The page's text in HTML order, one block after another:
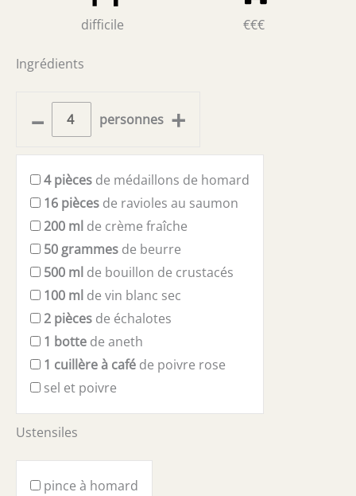
difficile €€€
Ingrédients
– personnes +
4 pièces de médaillons de homard
16 pièces de ravioles au saumon
200 ml de crème fraîche
50 grammes de beurre
500 ml de bouillon de crustacés
100 ml de vin blanc sec
2 pièces de échalotes
1 botte de aneth
1 cuillère à café de poivre rose
sel et poivre
Ustensiles
pince à homard